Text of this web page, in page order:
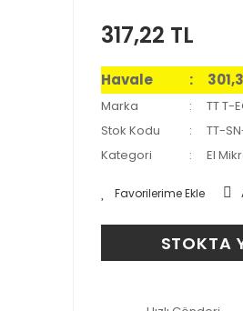
317,22 TL
Havale
Marka
TT T-
Stok Kodu
TT-
Kategori
El
STOKTA